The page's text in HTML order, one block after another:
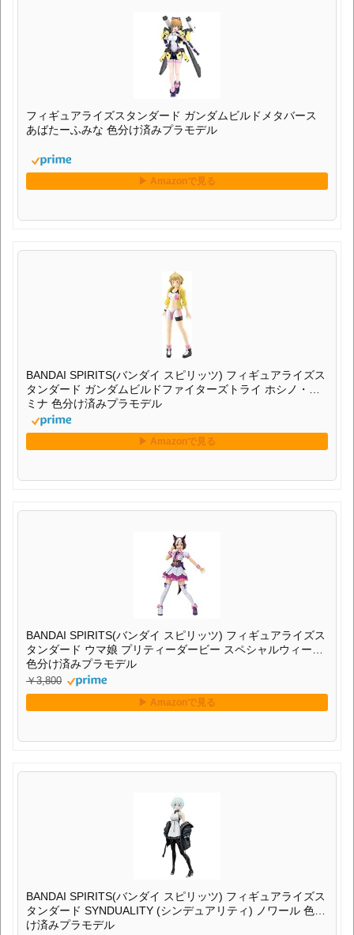
フィギュアライズスタンダード ガンダムビルドメタバース
あばたーふみな 色分け済みプラモデル
BANDAI SPIRITS(バンダイ スピリッツ) フィギュアライズス
タンダード ガンダムビルドファイターズトライ ホシノ・フ
ミナ 色分け済みプラモデル
BANDAI SPIRITS(バンダイ スピリッツ) フィギュアライズス
タンダード ウマ娘 プリティーダービー スペシャルウィーク
色分け済みプラモデル
￥3,800
BANDAI SPIRITS(バンダイ スピリッツ) フィギュアライズス
タンダード SYNDUALITY (シンデュアリティ) ノワール 色分
け済みプラモデル